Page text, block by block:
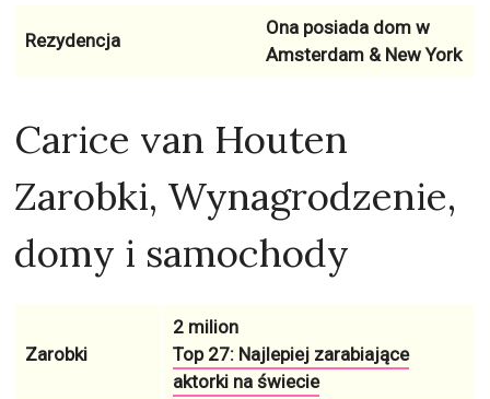
Rezydencja
Ona posiada dom w
Amsterdam & New York
Carice van Houten
Zarobki, Wynagrodzenie,
domy i samochody
Zarobki
2 milion
Top 27: Najlepiej zarabiające
aktorki na świecie